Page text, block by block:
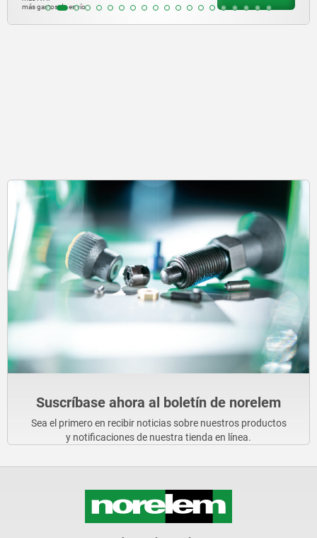
más gastos de envío
Suscríbase ahora al boletín de norelem
Sea el primero en recibir noticias sobre nuestros productos
y notificaciones de nuestra tienda en línea.